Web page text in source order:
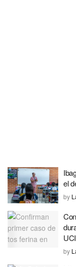
el
by
UCI
by